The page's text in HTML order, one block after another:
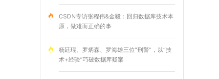
CSDN专访张程伟&金毅：回归数据库技术本
原，做难而正确的事
杨廷琨、罗炳森、罗海雄三位“刑警”，以“技
术+经验”巧破数据库疑案